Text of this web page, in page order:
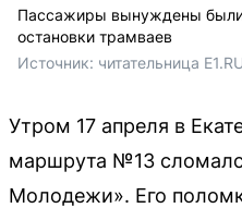
Пассажиры вынуждены
остановки трамваев
Источник: читательница
Утром 17 апреля в
маршрута №13
Молодежи». Его